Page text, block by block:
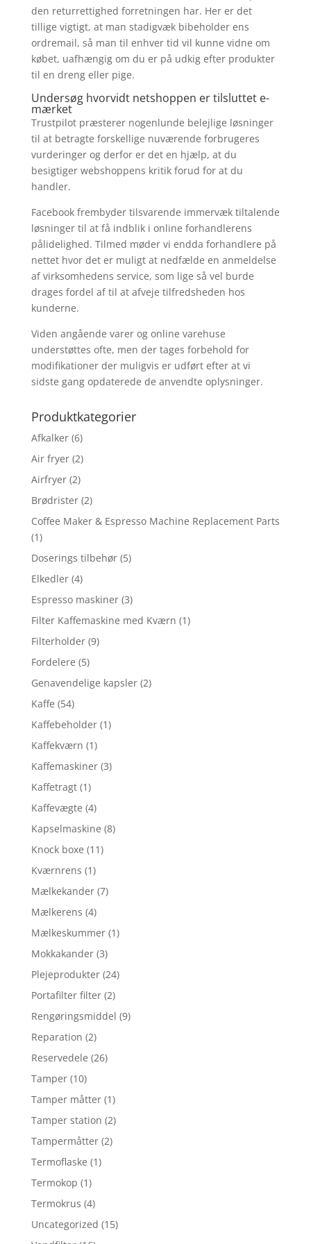
den returrettighed forretningen har. Her er det
tillige vigtigt, at man stadigvæk bibeholder ens
ordremail, så man til enhver tid vil kunne vidne om
købet, uafhængig om du er på udkig efter produkter
til en dreng eller pige.
Undersøg hvorvidt netshoppen er tilsluttet e-
mærket
Trustpilot præsterer nogenlunde belejlige løsninger
til at betragte forskellige nuværende forbrugeres
vurderinger og derfor er det en hjælp, at du
besigtiger webshoppens kritik forud for at du
handler.
Facebook frembyder tilsvarende immervæk tiltalende
løsninger til at få indblik i online forhandlerens
pålidelighed. Tilmed møder vi endda forhandlere på
nettet hvor det er muligt at nedfælde en anmeldelse
af virksomhedens service, som lige så vel burde
drages fordel af til at afveje tilfredsheden hos
kunderne.
Viden angående varer og online varehuse
understøttes ofte, men der tages forbehold for
modifikationer der muligvis er udført efter at vi
sidste gang opdaterede de anvendte oplysninger.
Produktkategorier
Afkalker (6)
Air fryer (2)
Airfryer (2)
Brødrister (2)
Coffee Maker & Espresso Machine Replacement Parts
(1)
Doserings tilbehør (5)
Elkedler (4)
Espresso maskiner (3)
Filter Kaffemaskine med Kværn (1)
Filterholder (9)
Fordelere (5)
Genavendelige kapsler (2)
Kaffe (54)
Kaffebeholder (1)
Kaffekværn (1)
Kaffemaskiner (3)
Kaffetragt (1)
Kaffevægte (4)
Kapselmaskine (8)
Knock boxe (11)
Kværnrens (1)
Mælkekander (7)
Mælkerens (4)
Mælkeskummer (1)
Mokkakander (3)
Plejeprodukter (24)
Portafilter filter (2)
Rengøringsmiddel (9)
Reparation (2)
Reservedele (26)
Tamper (10)
Tamper måtter (1)
Tamper station (2)
Tampermåtter (2)
Termoflaske (1)
Termokop (1)
Termokrus (4)
Uncategorized (15)